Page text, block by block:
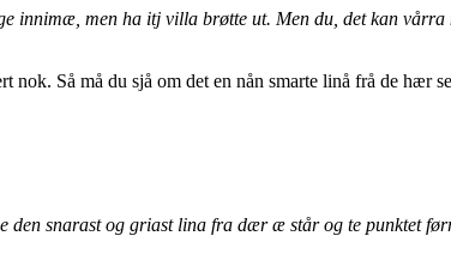
innimæ, men ha itj villa brøtte ut. Men du, det kan vårra
nok. Så må du sjå om det en nån smarte linå frå de hær
den snarast og griast lina fra dær æ står og te punktet